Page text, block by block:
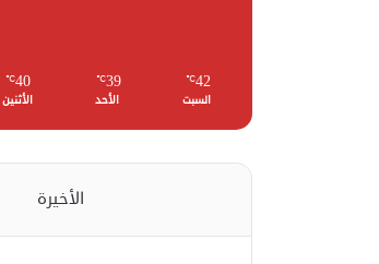
42
℃
السبت
39
℃
الأحد
40
℃
الأثنين
الأخيرة